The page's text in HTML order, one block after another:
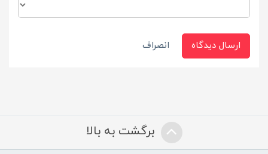
ارسال دیدگاه انصراف
برگشت به بالا